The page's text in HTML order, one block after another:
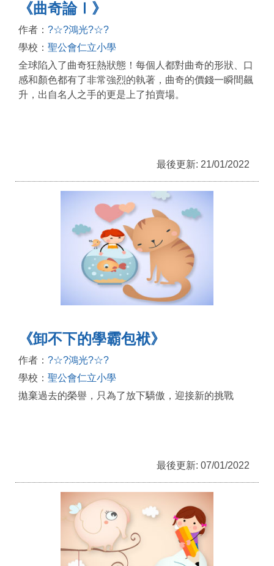
《曲奇論Ⅰ》
作者： ?☆?鴻光?☆?
學校： 聖公會仁立小學
全球陷入了曲奇狂熱狀態！每個人都對曲奇的形狀、口
感和顏色都有了非常強烈的執著，曲奇的價錢一瞬間飆
升，出自名人之手的更是上了拍賣場。
最後更新: 21/01/2022
《卸不下的學霸包袱》
作者： ?☆?鴻光?☆?
學校： 聖公會仁立小學
拋棄過去的榮譽，只為了放下驕傲，迎接新的挑戰
最後更新: 07/01/2022